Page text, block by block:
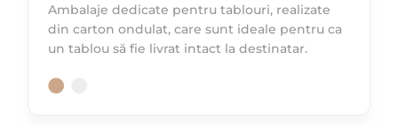
Ambalaje dedicate pentru tablouri, realizate
din carton ondulat, care sunt ideale pentru ca
un tablou să fie livrat intact la destinatar.